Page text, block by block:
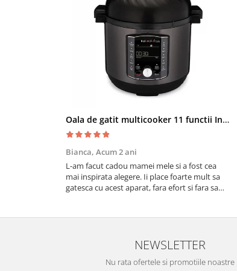
Oala de gatit multicooker 11 functii Instant Pot Pro Crisp 8 + Air Fryer 7.6 lt
Bianca, Acum 2 ani
L-am facut cadou mamei mele si a fost cea
mai inspirata alegere. Ii place foarte mult sa
gatesca cu acest aparat, fara efort si fara sa
Recomand mult !
NEWSLETTER
Nu rata ofertele si promotiile noastre